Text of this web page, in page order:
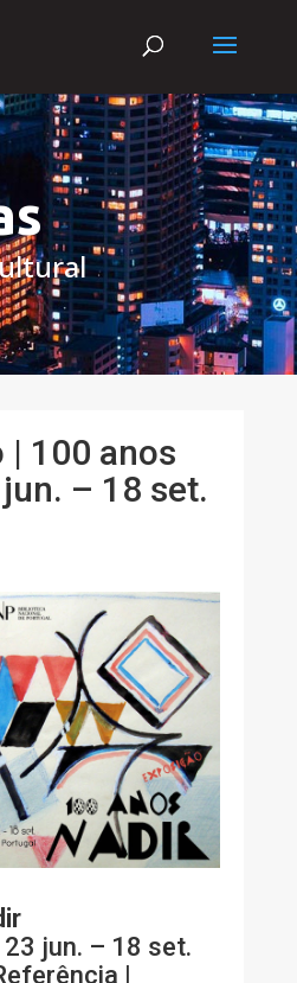
| 100 anos
– 18 set.
23 jun. – 18 set.
|